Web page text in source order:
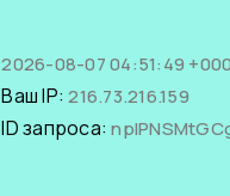
2026-08-07 04:51:49
Ваш IP:216.73.216.159
ID запроса: